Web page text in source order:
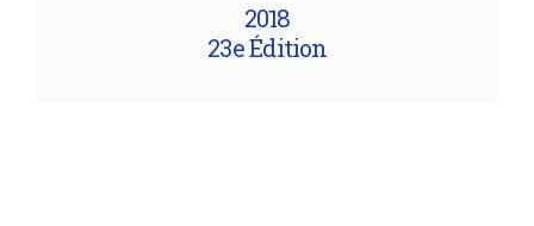
2018
23e Édition